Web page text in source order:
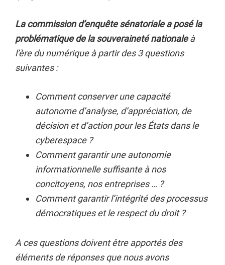
La commission d’enquête sénatoriale a posé la
problématique de la souveraineté nationaleà
l’ère du numérique à partir des 3 questions
suivantes :
Comment conserver une capacité
autonome d’analyse, d’appréciation, de
décision et d’action pour les États dans le
cyberespace ?
Comment garantir une autonomie
informationnelle suffisante à nos
concitoyens, nos entreprises … ?
Comment garantir l’intégrité des processus
démocratiques et le respect du droit ?
A ces questions doivent être apportés des
éléments de réponses que nous avons